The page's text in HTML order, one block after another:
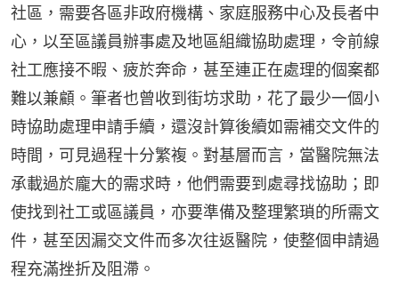
社區，需要各區非政府機構、家庭服務中心及長者中
心，以至區議員辦事處及地區組織協助處理，令前線
社工應接不暇、疲於奔命，甚至連正在處理的個案都
難以兼顧。筆者也曾收到街坊求助，花了最少一個小
時協助處理申請手續，還沒計算後續如需補交文件的
時間，可見過程十分繁複。對基層而言，當醫院無法
承載過於龐大的需求時，他們需要到處尋找協助；即
使找到社工或區議員，亦要準備及整理繁瑣的所需文
件，甚至因漏交文件而多次往返醫院，使整個申請過
程充滿挫折及阻滯。